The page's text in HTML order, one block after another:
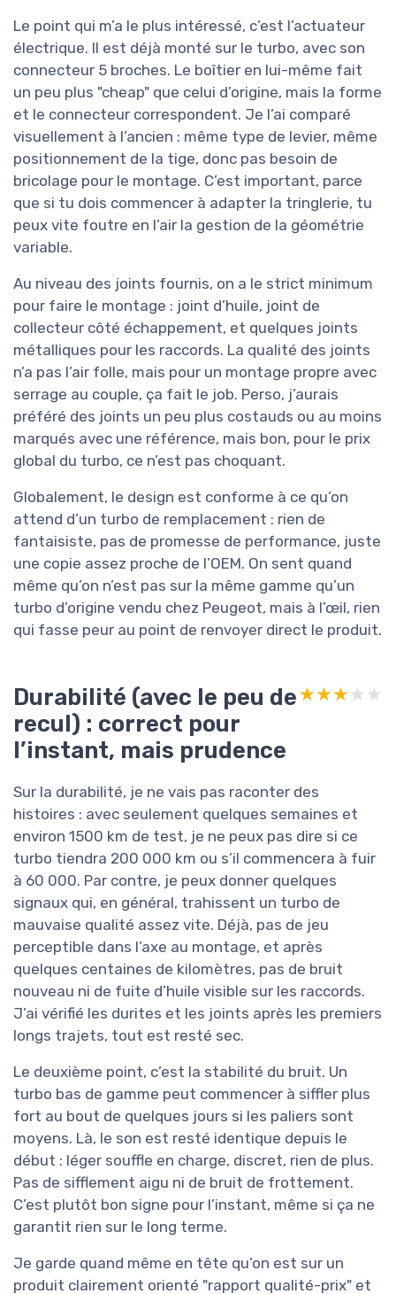
Le point qui m’a le plus intéressé, c’est l’actuateur
électrique. Il est déjà monté sur le turbo, avec son
connecteur 5 broches. Le boîtier en lui-même fait
un peu plus "cheap" que celui d’origine, mais la forme
et le connecteur correspondent. Je l’ai comparé
visuellement à l’ancien : même type de levier, même
positionnement de la tige, donc pas besoin de
bricolage pour le montage. C’est important, parce
que si tu dois commencer à adapter la tringlerie, tu
peux vite foutre en l’air la gestion de la géométrie
variable.
Au niveau des joints fournis, on a le strict minimum
pour faire le montage : joint d’huile, joint de
collecteur côté échappement, et quelques joints
métalliques pour les raccords. La qualité des joints
n’a pas l’air folle, mais pour un montage propre avec
serrage au couple, ça fait le job. Perso, j’aurais
préféré des joints un peu plus costauds ou au moins
marqués avec une référence, mais bon, pour le prix
global du turbo, ce n’est pas choquant.
Globalement, le design est conforme à ce qu’on
attend d’un turbo de remplacement : rien de
fantaisiste, pas de promesse de performance, juste
une copie assez proche de l’OEM. On sent quand
même qu’on n’est pas sur la même gamme qu’un
turbo d’origine vendu chez Peugeot, mais à l’œil, rien
qui fasse peur au point de renvoyer direct le produit.
Durabilité (avec le peu de
recul) : correct pour
l’instant, mais prudence
★★★★★
★★★★★
Sur la durabilité, je ne vais pas raconter des
histoires : avec seulement quelques semaines et
environ 1500 km de test, je ne peux pas dire si ce
turbo tiendra 200 000 km ou s’il commencera à fuir
à 60 000. Par contre, je peux donner quelques
signaux qui, en général, trahissent un turbo de
mauvaise qualité assez vite. Déjà, pas de jeu
perceptible dans l’axe au montage, et après
quelques centaines de kilomètres, pas de bruit
nouveau ni de fuite d’huile visible sur les raccords.
J’ai vérifié les durites et les joints après les premiers
longs trajets, tout est resté sec.
Le deuxième point, c’est la stabilité du bruit. Un
turbo bas de gamme peut commencer à siffler plus
fort au bout de quelques jours si les paliers sont
moyens. Là, le son est resté identique depuis le
début : léger souffle en charge, discret, rien de plus.
Pas de sifflement aigu ni de bruit de frottement.
C’est plutôt bon signe pour l’instant, même si ça ne
garantit rien sur le long terme.
Je garde quand même en tête qu’on est sur un
produit clairement orienté "rapport qualité-prix" et